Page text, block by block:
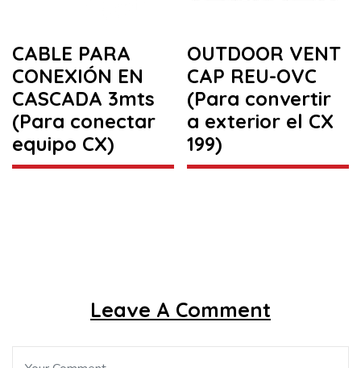
CABLE PARA
CONEXIÓN EN
CASCADA 3mts
(Para conectar
equipo CX)
OUTDOOR VENT
CAP REU-OVC
(Para convertir
a exterior el CX
199)
Leave A Comment